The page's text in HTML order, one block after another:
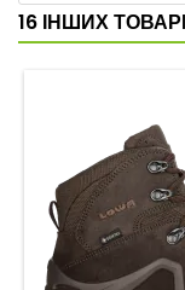
16 ІНШИХ